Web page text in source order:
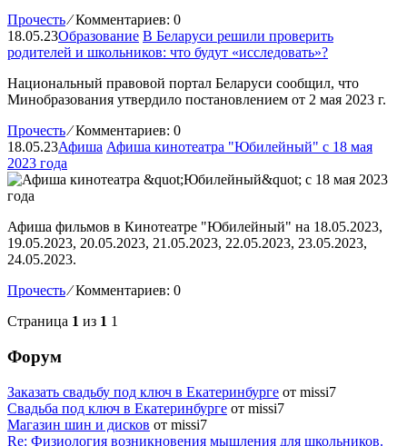
Прочесть ⁄Комментариев: 0
18.05.23Образование В Беларуси решили проверить
родителей и школьников: что будут «исследовать»?
Национальный правовой портал Беларуси сообщил, что
Минобразования утвердило постановлением от 2 мая 2023 г.
Прочесть ⁄Комментариев: 0
18.05.23Афиша Афиша кинотеатра "Юбилейный" c 18 мая
2023 года
Афиша фильмов в Кинотеатре "Юбилейный" на 18.05.2023,
19.05.2023, 20.05.2023, 21.05.2023, 22.05.2023, 23.05.2023,
24.05.2023.
Прочесть ⁄Комментариев: 0
Страница 1 из 1 1
Форум
Заказать свадьбу под ключ в Екатеринбурге от missi7
Cвадьба под ключ в Екатеринбурге от missi7
Магазин шин и дисков от missi7
Re: Физиология возникновения мышления для школьников.